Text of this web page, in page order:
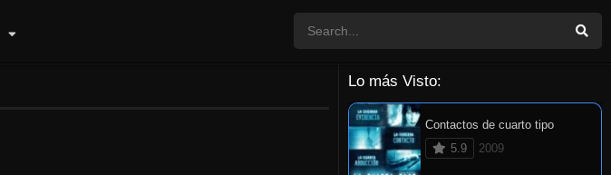
Lo más Visto:
Contactos de cuarto tipo
5.9
2009